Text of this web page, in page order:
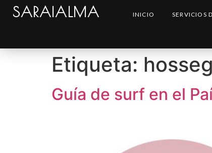
SARAIALMA INICIO SERVICIOS
Etiqueta:
Guía de surf en el